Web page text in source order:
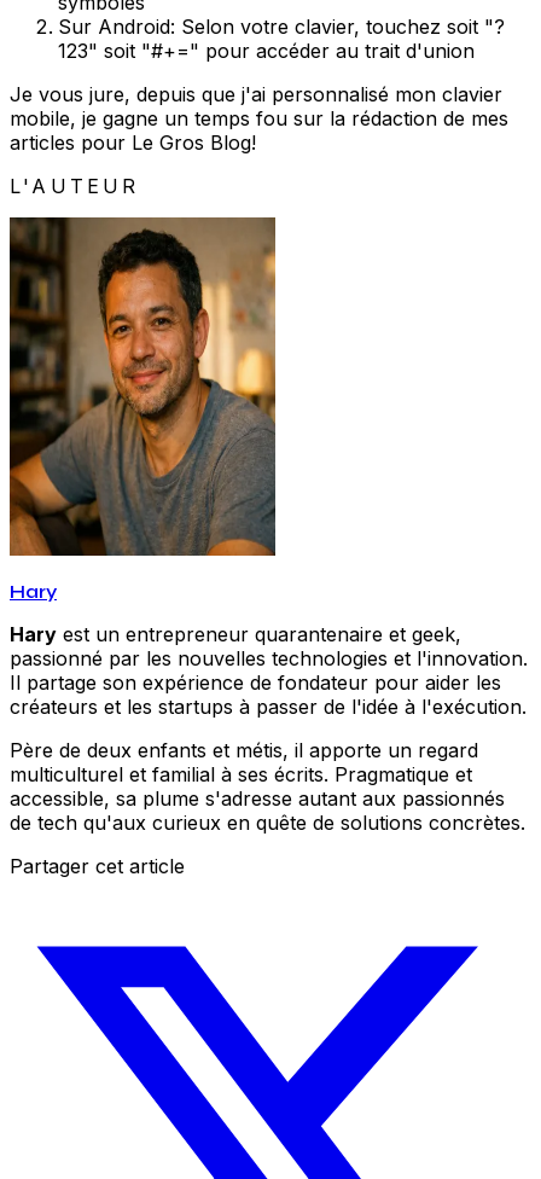
Sur Android: Selon votre clavier, touchez soit "?
123" soit "#+=" pour accéder au trait d'union
Je vous jure, depuis que j'ai personnalisé mon clavier
mobile, je gagne un temps fou sur la rédaction de mes
articles pour Le Gros Blog!
L'AUTEUR
Hary
Hary est un entrepreneur quarantenaire et geek,
passionné par les nouvelles technologies et l'innovation.
Il partage son expérience de fondateur pour aider les
créateurs et les startups à passer de l'idée à l'exécution.
Père de deux enfants et métis, il apporte un regard
multiculturel et familial à ses écrits. Pragmatique et
accessible, sa plume s'adresse autant aux passionnés
de tech qu'aux curieux en quête de solutions concrètes.
Partager cet article